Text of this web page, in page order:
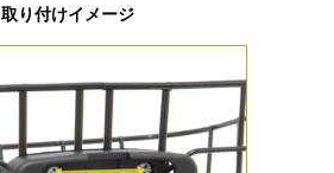
取り付けイメージ